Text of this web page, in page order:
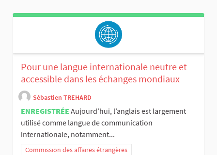
Pour une langue internationale neutre et
accessible dans les échanges mondiaux
Sébastien TREHARD
ENREGISTRÉE Aujourd’hui, l’anglais est largement
utilisé comme langue de communication
internationale, notamment...
Commission des affaires étrangères